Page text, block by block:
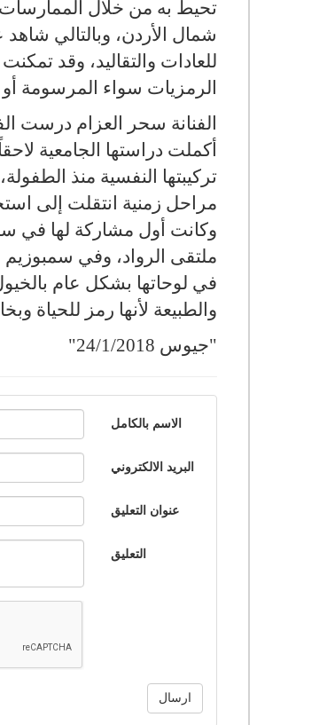
تحيط به من خلال الممارسات
شمال الأردن، وبالتالي
للعادات والتقاليد، وقد
الرمزيات سواء المرسومة أو
الفنانة سحر العزام درست
أكملت دراستها الجامعية
تركيبتها النفسية منذ
وكانت أول مشاركة لها في
في لوحاتها بشكل عام
والطبيعة لأنها رمز للحياة
"جيوس 24/1/2018"
الاسم بالكامل
البريد الالكتروني
عنوان التعليق
التعليق
ارسال